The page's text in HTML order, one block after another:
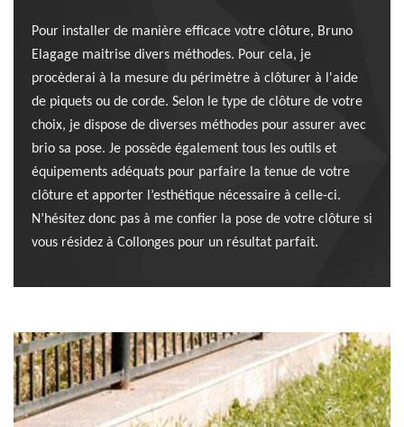
Pour installer de manière efficace votre clôture, Bruno
Elagage maitrise divers méthodes. Pour cela, je
procèderai à la mesure du périmètre à clôturer à l'aide
de piquets ou de corde. Selon le type de clôture de votre
choix, je dispose de diverses méthodes pour assurer avec
brio sa pose. Je possède également tous les outils et
équipements adéquats pour parfaire la tenue de votre
clôture et apporter l’esthétique nécessaire à celle-ci.
N’hésitez donc pas à me confier la pose de votre clôture si
vous résidez à Collonges pour un résultat parfait.